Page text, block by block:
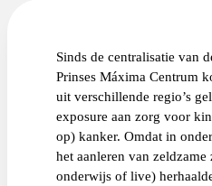
Sinds de centralisatie van
Prinses Máxima Centrum
uit verschillende regio’s
exposure aan zorg voor
op) kanker. Omdat in
het aanleren van
onderwijs of live)